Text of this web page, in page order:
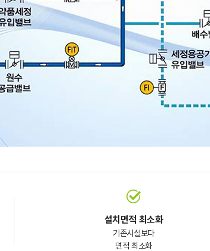
설치면적 최소화
기존시설보다
면적 최소화